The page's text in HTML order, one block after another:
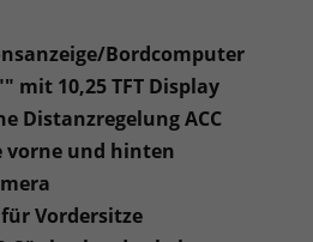
Bordcomputer
mit 10,25 TFT Display
Distanzregelung ACC
vorne und hinten
Vordersitze